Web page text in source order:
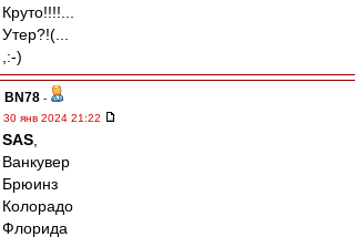
Круто!!!!...
Утер?!(...
,:-)
BN78 -
30 янв 2024 21:22
SAS
Ванкувер
Брюинз
Колорадо
Флорида